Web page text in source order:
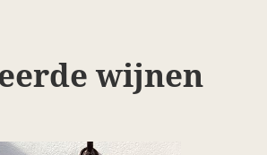
wijnen